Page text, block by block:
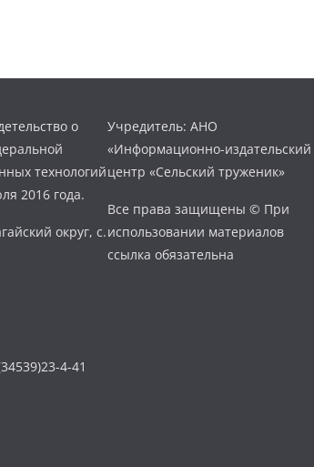
о
технологий
2016 года.
округ, с.
4-41
Учредитель: АНО
«Информационно-издательский
центр «Сельский труженик»
Все права защищены © При
использовании материалов
ссылка обязательна